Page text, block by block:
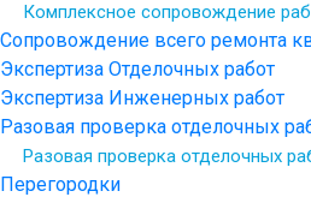
Комплексное сопровождение
Сопровождение всего ремонта
Экспертиза Отделочных работ
Экспертиза Инженерных работ
Разовая проверка отделочных
Разовая проверка отделочных
Перегородки